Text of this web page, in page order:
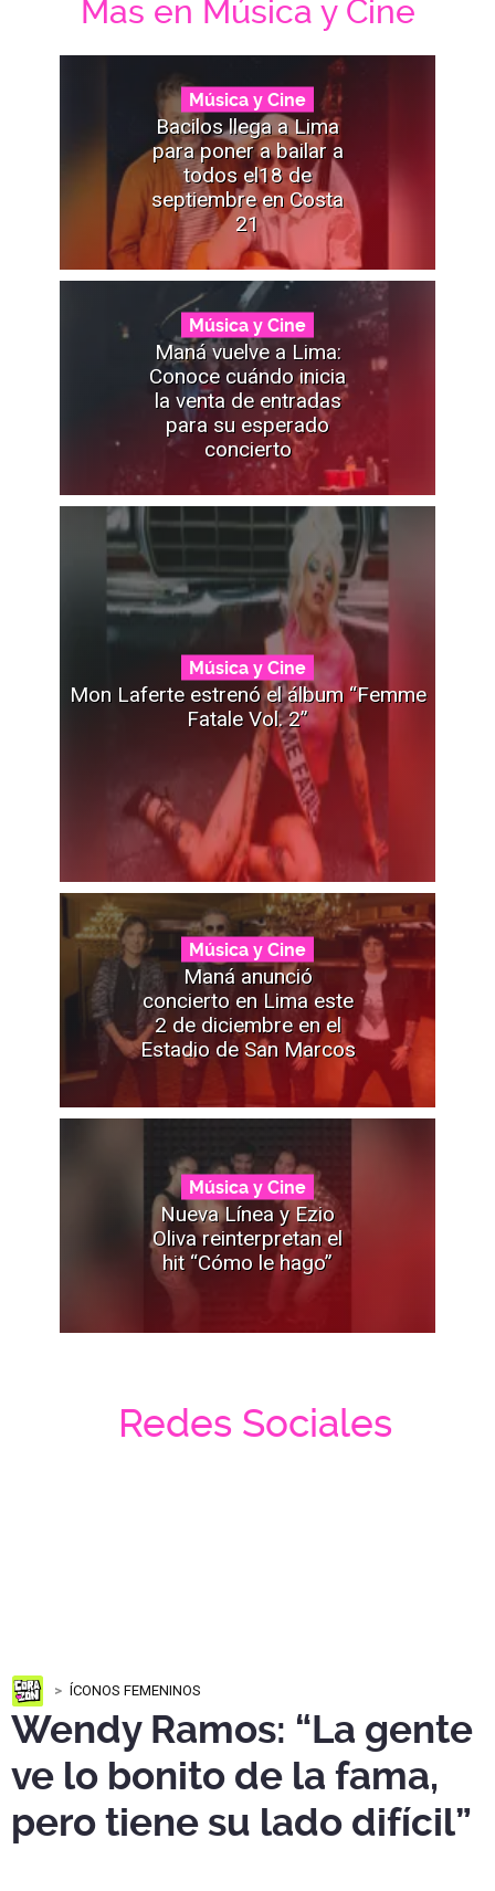
Mas en Música y Cine
Música y Cine
Bacilos llega a Lima
para poner a bailar a
todos el18 de
septiembre en Costa
21
Música y Cine
Maná vuelve a Lima:
Conoce cuándo inicia
la venta de entradas
para su esperado
concierto
Música y Cine
Mon Laferte estrenó el álbum “Femme
Fatale Vol. 2”
Música y Cine
Maná anunció
concierto en Lima este
2 de diciembre en el
Estadio de San Marcos
Música y Cine
Nueva Línea y Ezio
Oliva reinterpretan el
hit “Cómo le hago”
Redes Sociales
ÍCONOS FEMENINOS
Wendy Ramos: “La gente
ve lo bonito de la fama,
pero tiene su lado difícil”